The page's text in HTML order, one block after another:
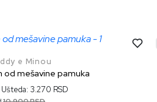
e Minou
od mešavine pamuka
Ušteda: 3.270 RSD